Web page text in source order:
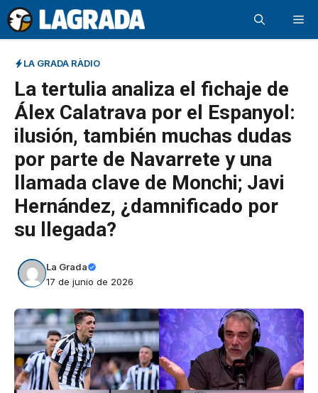
Saltar
al
contenido
LA GRADA RÀDIO
La tertulia analiza el fichaje de
Álex Calatrava por el Espanyol:
ilusión, también muchas dudas
por parte de Navarrete y una
llamada clave de Monchi; Javi
Hernández, ¿damnificado por
su llegada?
La Grada
17 de junio de 2026